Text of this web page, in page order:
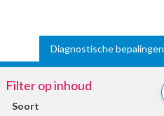
Diagnostische bepalingen
Filter op inhoud
Soort